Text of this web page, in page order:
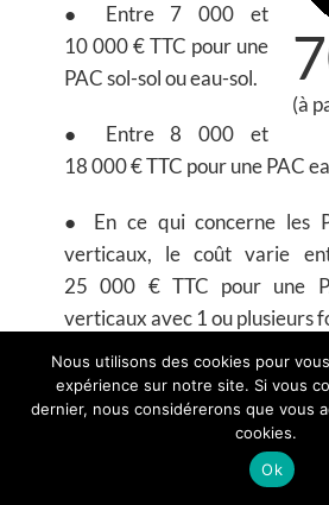
(à
● Entre 7 000 et
10 000 € TTC pour une
PAC sol-sol ou eau-sol.
● Entre 8 000 et
18 000 € TTC pour une PAC
● En ce qui concerne les
verticaux, le coût varie
25 000 € TTC pour une
verticaux avec 1 ou plusieurs
Il faudra rajouter à ces
accessoires pour les pompes
permettre le
(rajouter 10 à 20 % au prix)
Nous utilisons des cookies pour
expérience sur notre site. Si vous
dernier, nous considérerons que vous
cookies.
Ok